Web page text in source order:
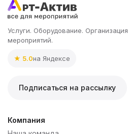
Услуги. Оборудование. Организация
мероприятий.
★ 5.0на Яндексе
Подписаться на рассылку
Компания